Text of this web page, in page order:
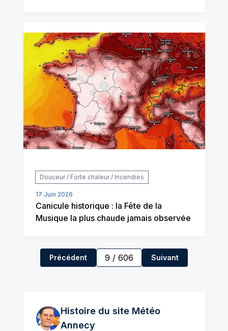
Douceur / Forte chaleur / Incendies
17 Juin 2026
Canicule historique : la Fête de la
Musique la plus chaude jamais observée
Précédent 9 / 606 Suivant
Histoire du site Météo
Annecy